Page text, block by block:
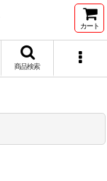
カート
商品検索